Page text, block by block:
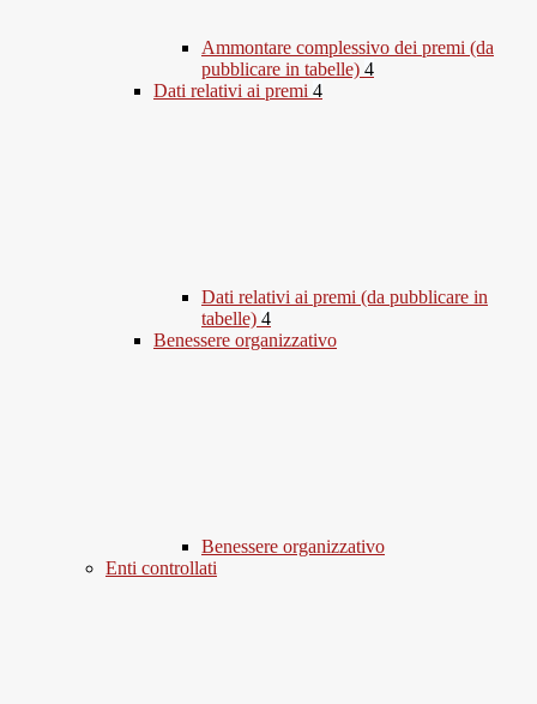
Ammontare complessivo dei premi (da
pubblicare in tabelle) 4
Dati relativi ai premi 4
Dati relativi ai premi (da pubblicare in
tabelle) 4
Benessere organizzativo
Benessere organizzativo
Enti controllati